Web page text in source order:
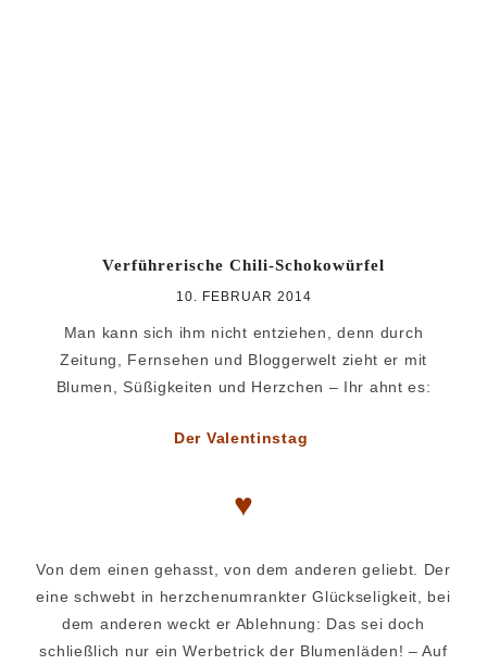
Verführerische Chili-Schokowürfel
10. FEBRUAR 2014
Man kann sich ihm nicht entziehen, denn durch
Zeitung, Fernsehen und Bloggerwelt zieht er mit
Blumen, Süßigkeiten und Herzchen – Ihr ahnt es:
Der Valentinstag
♥
Von dem einen gehasst, von dem anderen geliebt. Der
eine schwebt in herzchenumrankter Glückseligkeit, bei
dem anderen weckt er Ablehnung: Das sei doch
schließlich nur ein Werbetrick der Blumenläden! – Auf